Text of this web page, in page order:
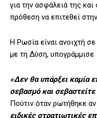
για την ασφάλειά της
πρόθεση να επιτεθεί
Η Ρωσία είναι ανοιχτή
με τη Δύση, υπογράμμισε
«Δεν θα υπάρξει καμία
σεβασμό και
Πούτιν όταν ρωτήθηκε
ειδικές στρατιωτικές